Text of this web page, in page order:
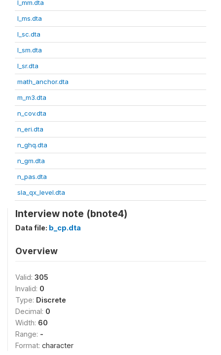
l_mm.dta
l_ms.dta
l_sc.dta
l_sm.dta
l_sr.dta
math_anchor.dta
m_m3.dta
n_cov.dta
n_eri.dta
n_ghq.dta
n_gm.dta
n_pas.dta
sla_qx_level.dta
Interview note (bnote4)
Data file: b_cp.dta
Overview
Valid: 305
Invalid: 0
Type: Discrete
Decimal: 0
Width: 60
Range: -
Format: character